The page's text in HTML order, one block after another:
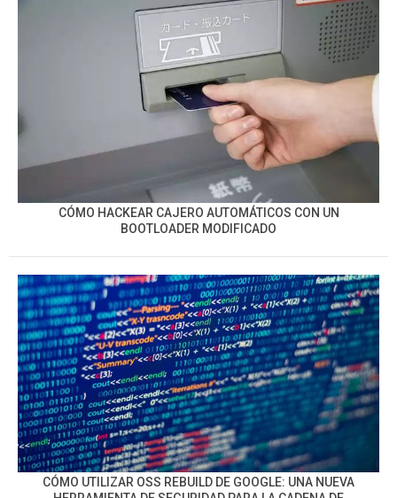
CÓMO HACKEAR CAJERO AUTOMÁTICOS CON UN
BOOTLOADER MODIFICADO
CÓMO UTILIZAR OSS REBUILD DE GOOGLE: UNA NUEVA